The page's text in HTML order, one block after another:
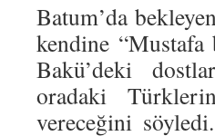
Batum’da
kendine “Mustafa
Bakü’deki
oradaki
vereceğini